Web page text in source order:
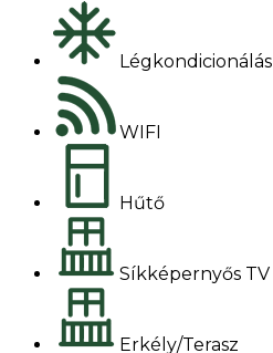
Légkondicionálás
WIFI
Hűtő
Síkképernyős TV
Erkély/Terasz